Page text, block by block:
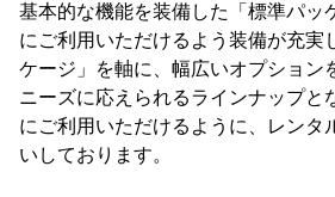
基本的な機能を装備した「標準パッ
にご利用いただけるよう装備が充実
ケージ」を軸に、幅広いオプション
ニーズに応えられるラインナップと
にご利用いただけるように、レンタ
いしております。